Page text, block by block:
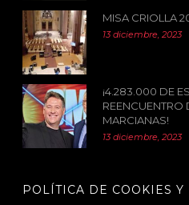
MISA CRIOLLA
13 diciembre, 2023
¡4.283.000 DE
REENCUENTRO
MARCIANAS!
13 diciembre, 2023
POLÍTICA DE COOKIES